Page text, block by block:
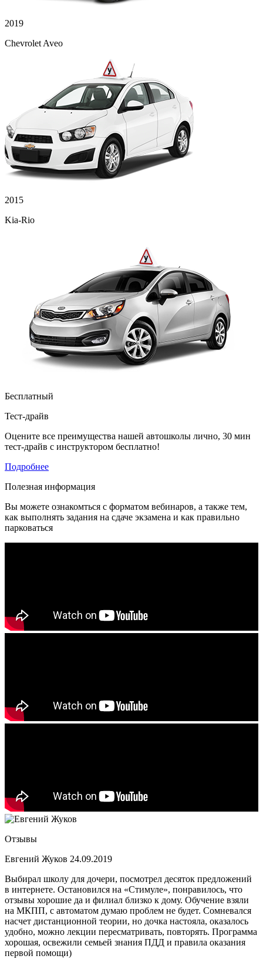
2019
Chevrolet Aveo
2015
Kia-Rio
Бесплатный
Тест-драйв
Оцените все преимущества нашей автошколы лично, 30 мин
тест-драйв с инструктором бесплатно!
Подробнее
Полезная информация
Вы можете ознакомться с форматом вебинаров, а также тем,
как выполнять задания на сдаче экзамена и как правильно
парковаться
Отзывы
Евгений Жуков 24.09.2019
Выбирал школу для дочери, посмотрел десяток предложений
в интернете. Остановился на «Стимуле», понравилось, что
отзывы хорошие да и филиал близко к дому. Обучение взяли
на МКПП, с автоматом думаю проблем не будет. Сомневался
насчет дистанционной теории, но дочка настояла, оказалось
удобно, можно лекции пересматривать, повторять. Программа
хорошая, освежили семьей знания ПДД и правила оказания
первой помощи)